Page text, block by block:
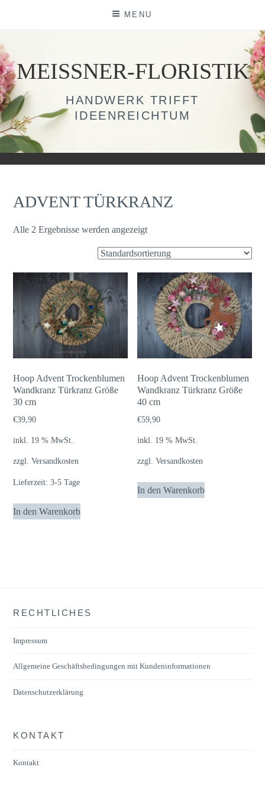
MENU
MEISSNER-FLORISTIK
HANDWERK TRIFFT
IDEENREICHTUM
ADVENT TÜRKRANZ
Alle 2 Ergebnisse werden angezeigt
Hoop Advent Trockenblumen
Wandkranz Türkranz Größe
30 cm
€39,90
inkl. 19 % MwSt.
zzgl.Versandkosten
Lieferzeit:3-5 Tage
In den Warenkorb
Hoop Advent Trockenblumen
Wandkranz Türkranz Größe
40 cm
€59,90
inkl. 19 % MwSt.
zzgl.Versandkosten
In den Warenkorb
RECHTLICHES
Impressum
Allgemeine Geschäftsbedingungen mit Kundeninformationen
Datenschutzerklärung
KONTAKT
Kontakt